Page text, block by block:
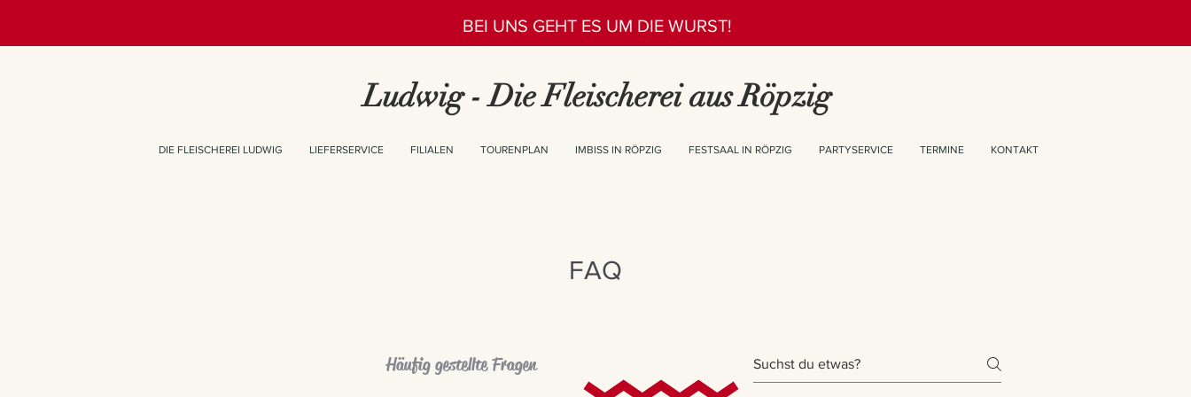
BEI UNS GEHT ES UM DIE WURST!
Ludwig - Die Fleischerei aus Röpzig
DIE FLEISCHEREI LUDWIG LIEFERSERVICE FILIALEN TOURENPLAN IMBISS IN RÖPZIG FESTSAAL IN RÖPZIG PARTYSERVICE TERMINE KONTAKT
FAQ
Häufig gestellte Fragen